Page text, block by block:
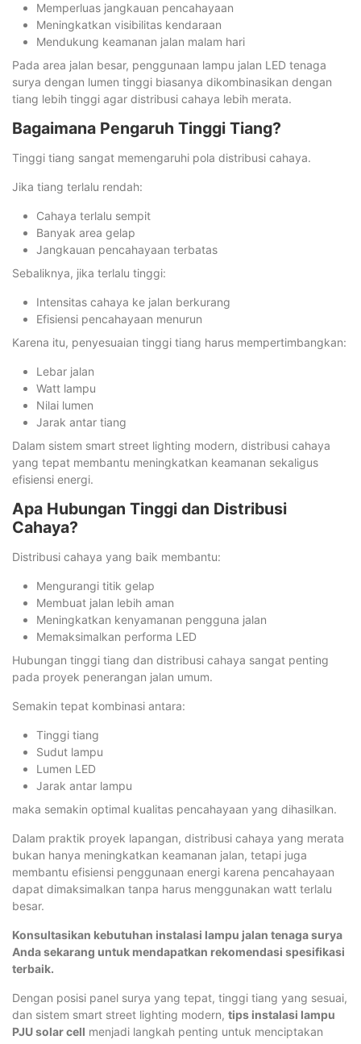
Memperluas jangkauan pencahayaan
Meningkatkan visibilitas kendaraan
Mendukung keamanan jalan malam hari
Pada area jalan besar, penggunaan lampu jalan LED tenaga
surya dengan lumen tinggi biasanya dikombinasikan dengan
tiang lebih tinggi agar distribusi cahaya lebih merata.
Bagaimana Pengaruh Tinggi Tiang?
Tinggi tiang sangat memengaruhi pola distribusi cahaya.
Jika tiang terlalu rendah:
Cahaya terlalu sempit
Banyak area gelap
Jangkauan pencahayaan terbatas
Sebaliknya, jika terlalu tinggi:
Intensitas cahaya ke jalan berkurang
Efisiensi pencahayaan menurun
Karena itu, penyesuaian tinggi tiang harus mempertimbangkan:
Lebar jalan
Watt lampu
Nilai lumen
Jarak antar tiang
Dalam sistem smart street lighting modern, distribusi cahaya
yang tepat membantu meningkatkan keamanan sekaligus
efisiensi energi.
Apa Hubungan Tinggi dan Distribusi
Cahaya?
Distribusi cahaya yang baik membantu:
Mengurangi titik gelap
Membuat jalan lebih aman
Meningkatkan kenyamanan pengguna jalan
Memaksimalkan performa LED
Hubungan tinggi tiang dan distribusi cahaya sangat penting
pada proyek penerangan jalan umum.
Semakin tepat kombinasi antara:
Tinggi tiang
Sudut lampu
Lumen LED
Jarak antar lampu
maka semakin optimal kualitas pencahayaan yang dihasilkan.
Dalam praktik proyek lapangan, distribusi cahaya yang merata
bukan hanya meningkatkan keamanan jalan, tetapi juga
membantu efisiensi penggunaan energi karena pencahayaan
dapat dimaksimalkan tanpa harus menggunakan watt terlalu
besar.
Konsultasikan kebutuhan instalasi lampu jalan tenaga surya
Anda sekarang untuk mendapatkan rekomendasi spesifikasi
terbaik.
Dengan posisi panel surya yang tepat, tinggi tiang yang sesuai,
dan sistem smart street lighting modern, tips instalasi lampu
PJU solar cell menjadi langkah penting untuk menciptakan